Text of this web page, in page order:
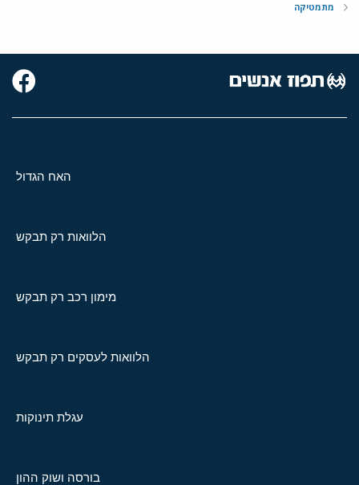
מתמטיקה
האח הגדול
הלוואות רק תבקש
מימון רכב רק תבקש
הלוואות לעסקים רק תבקש
עגלת תינוקות
בורסה ושוק ההון